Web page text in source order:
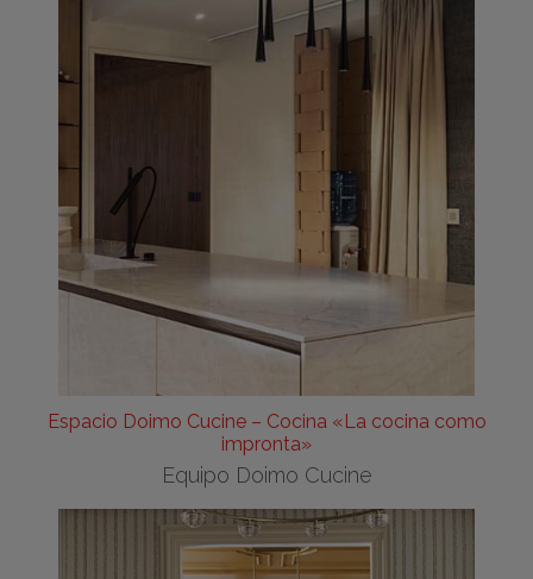
Espacio Doimo Cucine – Cocina «La cocina como
impronta»
Equipo Doimo Cucine